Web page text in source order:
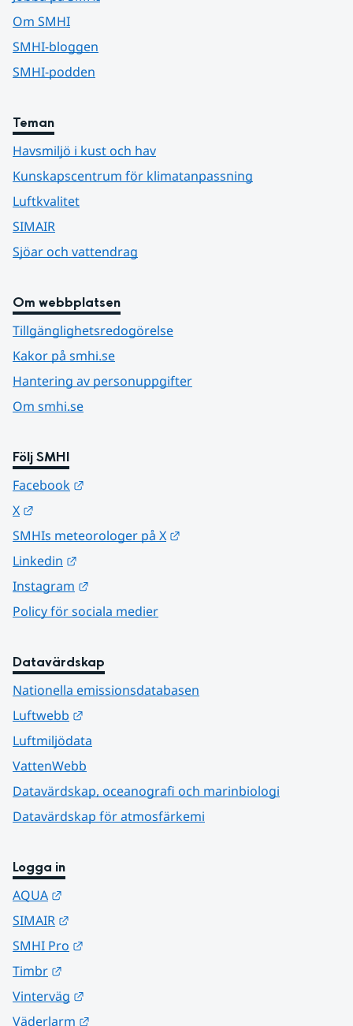
Om SMHI
SMHI-bloggen
SMHI-podden
Teman
Havsmiljö i kust och hav
Kunskapscentrum för klimatanpassning
Luftkvalitet
SIMAIR
Sjöar och vattendrag
Om webbplatsen
Tillgänglighetsredogörelse
Kakor på smhi.se
Hantering av personuppgifter
Om smhi.se
Följ SMHI
Facebook
X
SMHIs meteorologer på X
Linkedin
Instagram
Policy för sociala medier
Datavärdskap
Nationella emissionsdatabasen
Luftwebb
Luftmiljödata
VattenWebb
Datavärdskap, oceanografi och marinbiologi
Datavärdskap för atmosfärkemi
Logga in
AQUA
SIMAIR
SMHI Pro
Timbr
Vinterväg
Väderlarm